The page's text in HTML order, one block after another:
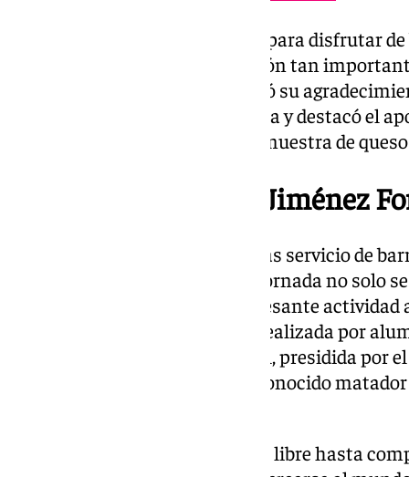
“Es una excelente oportunidad para disfrutar
las actividades de esta asociación tan
declaró. Bernal también expresó su
por su implicación en esta causa y destacó el
Málaga, que se encargará de la muestra de
Estará el torero Saúl Jiménez
Durante el evento, habrá además servicio de
experiencia gastronómica. La jornada no solo
sino que contará con una interesante
de salón. Esta exhibición será realizada por
Tauromaquia de la Costa del Sol, presidida por
José Porras, y dirigida por el reconocido
La entrada a esta actividad será libre hasta